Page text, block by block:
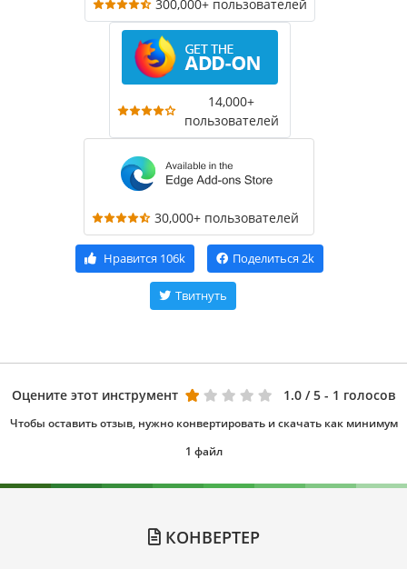
300,000+ пользователей
14,000+
пользователей
30,000+ пользователей
Нравится 106k Поделиться 2k
Твитнуть
Оцените этот инструмент 1.0 / 5 - 1 голосов
Чтобы оставить отзыв, нужно конвертировать и скачать как минимум
1 файл
КОНВЕРТЕР